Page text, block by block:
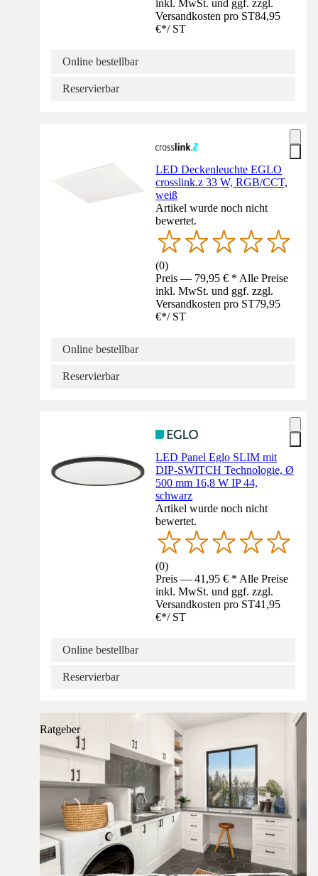
inkl. MwSt. und ggf. zzgl.
Versandkosten pro ST84,95
€*/ ST
Online bestellbar
Reservierbar
LED Deckenleuchte EGLO
crosslink.z 33 W, RGB/CCT,
weiß
Artikel wurde noch nicht
bewertet.
(0)
Preis — 79,95 € * Alle Preise
inkl. MwSt. und ggf. zzgl.
Versandkosten pro ST79,95
€*/ ST
Online bestellbar
Reservierbar
LED Panel Eglo SLIM mit
DIP-SWITCH Technologie, Ø
500 mm 16,8 W IP 44,
schwarz
Artikel wurde noch nicht
bewertet.
(0)
Preis — 41,95 € * Alle Preise
inkl. MwSt. und ggf. zzgl.
Versandkosten pro ST41,95
€*/ ST
Online bestellbar
Reservierbar
Ratgeber